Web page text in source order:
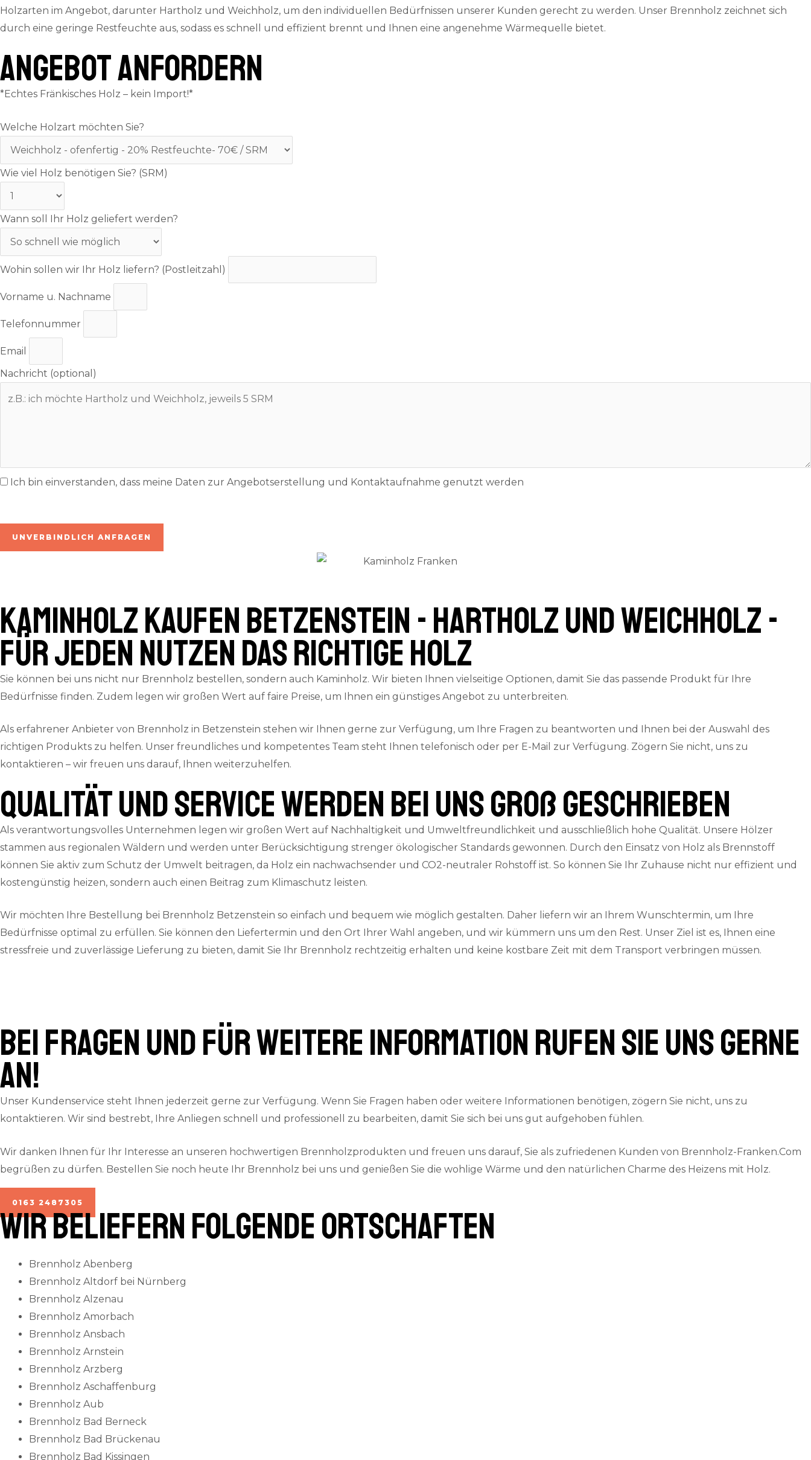
Holzarten im Angebot, darunter Hartholz und Weichholz, um den individuellen Bedürfnissen unserer Kunden gerecht zu werden. Unser Brennholz zeichnet sich
durch eine geringe Restfeuchte aus, sodass es schnell und effizient brennt und Ihnen eine angenehme Wärmequelle bietet.
ANGEBOT ANFORDERN
*Echtes Fränkisches Holz – kein Import!*
Welche Holzart möchten Sie?
Wie viel Holz benötigen Sie? (SRM)
Wann soll Ihr Holz geliefert werden?
Wohin sollen wir Ihr Holz liefern? (Postleitzahl)
Vorname u. Nachname
Telefonnummer
Email
Nachricht (optional)
Ich bin einverstanden, dass meine Daten zur Angebotserstellung und Kontaktaufnahme genutzt werden
UNVERBINDLICH ANFRAGEN
Kaminholz kaufen Betzenstein - Hartholz und Weichholz -
für jeden Nutzen das richtige Holz
Sie können bei uns nicht nur Brennholz bestellen, sondern auch Kaminholz. Wir bieten Ihnen vielseitige Optionen, damit Sie das passende Produkt für Ihre
Bedürfnisse finden. Zudem legen wir großen Wert auf faire Preise, um Ihnen ein günstiges Angebot zu unterbreiten.
Als erfahrener Anbieter von Brennholz in Betzenstein stehen wir Ihnen gerne zur Verfügung, um Ihre Fragen zu beantworten und Ihnen bei der Auswahl des
richtigen Produkts zu helfen. Unser freundliches und kompetentes Team steht Ihnen telefonisch oder per E-Mail zur Verfügung. Zögern Sie nicht, uns zu
kontaktieren – wir freuen uns darauf, Ihnen weiterzuhelfen.
QUALITÄT und SERVICE werden bei uns groß geschrieben
Als verantwortungsvolles Unternehmen legen wir großen Wert auf Nachhaltigkeit und Umweltfreundlichkeit und ausschließlich hohe Qualität. Unsere Hölzer
stammen aus regionalen Wäldern und werden unter Berücksichtigung strenger ökologischer Standards gewonnen. Durch den Einsatz von Holz als Brennstoff
können Sie aktiv zum Schutz der Umwelt beitragen, da Holz ein nachwachsender und CO2-neutraler Rohstoff ist. So können Sie Ihr Zuhause nicht nur effizient und
kostengünstig heizen, sondern auch einen Beitrag zum Klimaschutz leisten.
Wir möchten Ihre Bestellung bei Brennholz Betzenstein so einfach und bequem wie möglich gestalten. Daher liefern wir an Ihrem Wunschtermin, um Ihre
Bedürfnisse optimal zu erfüllen. Sie können den Liefertermin und den Ort Ihrer Wahl angeben, und wir kümmern uns um den Rest. Unser Ziel ist es, Ihnen eine
stressfreie und zuverlässige Lieferung zu bieten, damit Sie Ihr Brennholz rechtzeitig erhalten und keine kostbare Zeit mit dem Transport verbringen müssen.
Bei Fragen und für weitere Information rufen Sie uns gerne
an!
Unser Kundenservice steht Ihnen jederzeit gerne zur Verfügung. Wenn Sie Fragen haben oder weitere Informationen benötigen, zögern Sie nicht, uns zu
kontaktieren. Wir sind bestrebt, Ihre Anliegen schnell und professionell zu bearbeiten, damit Sie sich bei uns gut aufgehoben fühlen.
Wir danken Ihnen für Ihr Interesse an unseren hochwertigen Brennholzprodukten und freuen uns darauf, Sie als zufriedenen Kunden von Brennholz-Franken.Com
begrüßen zu dürfen. Bestellen Sie noch heute Ihr Brennholz bei uns und genießen Sie die wohlige Wärme und den natürlichen Charme des Heizens mit Holz.
0163 2487305
Wir beliefern folgende Ortschaften
Brennholz Abenberg
Brennholz Altdorf bei Nürnberg
Brennholz Alzenau
Brennholz Amorbach
Brennholz Ansbach
Brennholz Arnstein
Brennholz Arzberg
Brennholz Aschaffenburg
Brennholz Aub
Brennholz Bad Berneck
Brennholz Bad Brückenau
Brennholz Bad Kissingen